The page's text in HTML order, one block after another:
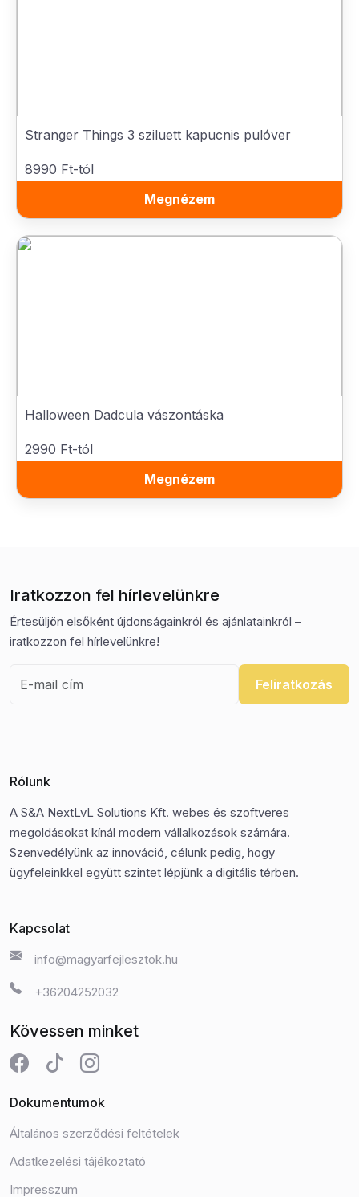
Stranger Things 3 sziluett kapucnis pulóver
8990 Ft-tól
Megnézem
Halloween Dadcula vászontáska
2990 Ft-tól
Megnézem
Iratkozzon fel hírlevelünkre
Értesüljön elsőként újdonságainkról és ajánlatainkról –
iratkozzon fel hírlevelünkre!
Feliratkozás
Rólunk
A S&A NextLvL Solutions Kft. webes és szoftveres
megoldásokat kínál modern vállalkozások számára.
Szenvedélyünk az innováció, célunk pedig, hogy
ügyfeleinkkel együtt szintet lépjünk a digitális térben.
Kapcsolat
info@magyarfejlesztok.hu
+36204252032
Kövessen minket
Dokumentumok
Általános szerződési feltételek
Adatkezelési tájékoztató
Impresszum